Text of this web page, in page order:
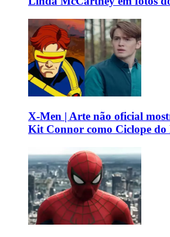
X-Men | Arte não oficial
Kit Connor como Ciclope